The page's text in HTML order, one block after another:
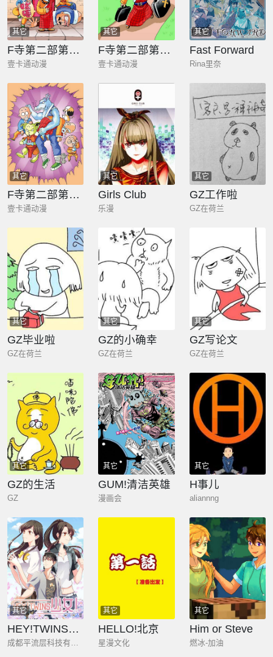
其它
F寺第二部第4册
壹卡通动漫
其它
F寺第二部第1册
壹卡通动漫
其它
Fast Forward
Rina里奈
其它
F寺第二部第8册
壹卡通动漫
其它
Girls Club
乐漫
其它
GZ工作啦
GZ在荷兰
其它
GZ毕业啦
GZ在荷兰
其它
GZ的小确幸
GZ在荷兰
其它
GZ写论文
GZ在荷兰
其它
GZ的生活
GZ
其它
GUM!清洁英雄
漫画会
其它
H事儿
aliannng
其它
HEY!TWINS少女
其它
HELLO!北京
星漫文化
其它
Him or Steve
燃冰-加油